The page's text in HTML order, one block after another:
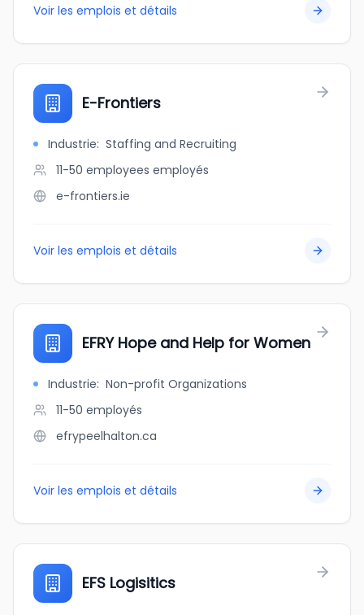
Voir les emplois et détails
E-Frontiers
Industrie: Staffing and Recruiting
11-50 employees employés
e-frontiers.ie
Voir les emplois et détails
EFRY Hope and Help for Women
Industrie: Non-profit Organizations
11-50 employés
efrypeelhalton.ca
Voir les emplois et détails
EFS Logisitics